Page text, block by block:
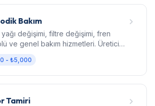
Bakım
değişimi, filtre değişimi, fren
ve genel bakım hizmetleri. Üretici
- ₺5,000
Tamiri